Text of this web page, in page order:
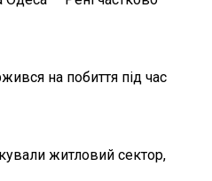
на побиття під час
житловий сектор,